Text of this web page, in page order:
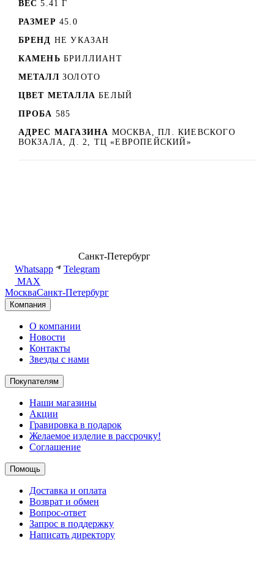
ВЕС 5.41 Г
РАЗМЕР 45.0
БРЕНД НЕ УКАЗАН
КАМЕНЬ БРИЛЛИАНТ
МЕТАЛЛ ЗОЛОТО
ЦВЕТ МЕТАЛЛА БЕЛЫЙ
ПРОБА 585
АДРЕС МАГАЗИНА МОСКВА, ПЛ. КИЕВСКОГО
ВОКЗАЛА, Д. 2, ТЦ «ЕВРОПЕЙСКИЙ»
Санкт-Петербург
Whatsapp
Telegram
MAX
МоскваСанкт-Петербург
Компания
О компании
Новости
Контакты
Звезды с нами
Покупателям
Наши магазины
Акции
Гравировка в подарок
Желаемое изделие в рассрочку!
Соглашение
Помощь
Доставка и оплата
Возврат и обмен
Вопрос-ответ
Запрос в поддержку
Написать директору